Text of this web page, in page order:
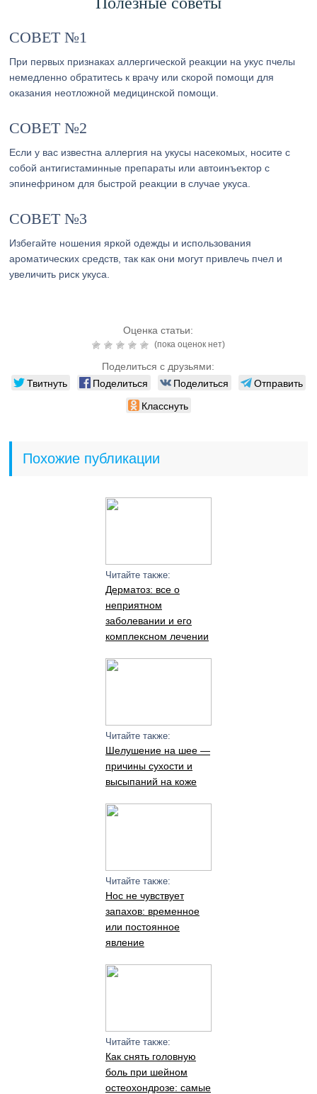
СОВЕТ №1
При первых признаках аллергической реакции на укус пчелы
немедленно обратитесь к врачу или скорой помощи для
оказания неотложной медицинской помощи.
СОВЕТ №2
Если у вас известна аллергия на укусы насекомых, носите с
собой антигистаминные препараты или автоинъектор с
эпинефрином для быстрой реакции в случае укуса.
СОВЕТ №3
Избегайте ношения яркой одежды и использования
ароматических средств, так как они могут привлечь пчел и
увеличить риск укуса.
Оценка статьи:
(пока оценок нет)
Поделиться с друзьями:
Твитнуть Поделиться Поделиться
Отправить
Класснуть
Похожие публикации
Читайте также:
Дерматоз: все о
неприятном
заболевании и его
комплексном лечении
Читайте также:
Шелушение на шее —
причины сухости и
высыпаний на коже
Читайте также:
Нос не чувствует
запахов: временное
или постоянное
явление
Читайте также:
Как снять головную
боль при шейном
остеохондрозе: самые